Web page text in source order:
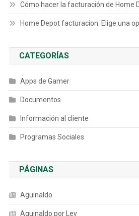
Cómo hacer la facturación de Home
Home Depot facturacion: Elige una
CATEGORÍAS
Apps de Gamer
Documentos
Información al cliente
Programas Sociales
PÁGINAS
Aguinaldo
Aguinaldo por Ley